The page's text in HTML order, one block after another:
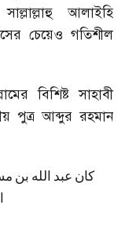
আলাইহি
চেয়েও গতিশীল
বিশিষ্ট সাহাবী
পুত্র আব্দুর রহমান
كان عبد الله بن